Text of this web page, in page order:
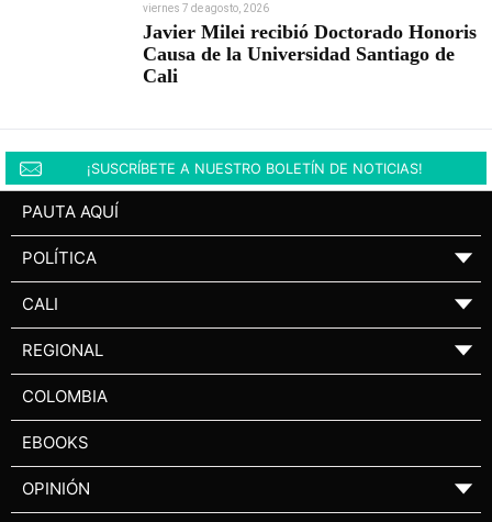
viernes 7 de agosto, 2026
Javier Milei recibió Doctorado Honoris
Causa de la Universidad Santiago de
Cali
¡SUSCRÍBETE A NUESTRO BOLETÍN DE NOTICIAS!
PAUTA AQUÍ
POLÍTICA ▼
CALI ▼
REGIONAL ▼
COLOMBIA
EBOOKS
OPINIÓN ▼